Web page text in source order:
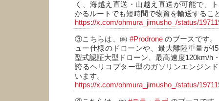
く、海越え直送・山越え直送が可能で、
かるルートでも短時間で物資を輸送するこ
https://x.com/ohmura_jimusho_/status/
③こちらは、㈱ #Prodroneのブースです。
ュー仕様のドローンや、最大離陸重量が
型式認証大型ドローン、最高速度120km/h
誇るヘリコプター型のガソリンエンジン
います。
https://x.com/ohmura_jimusho_/status/